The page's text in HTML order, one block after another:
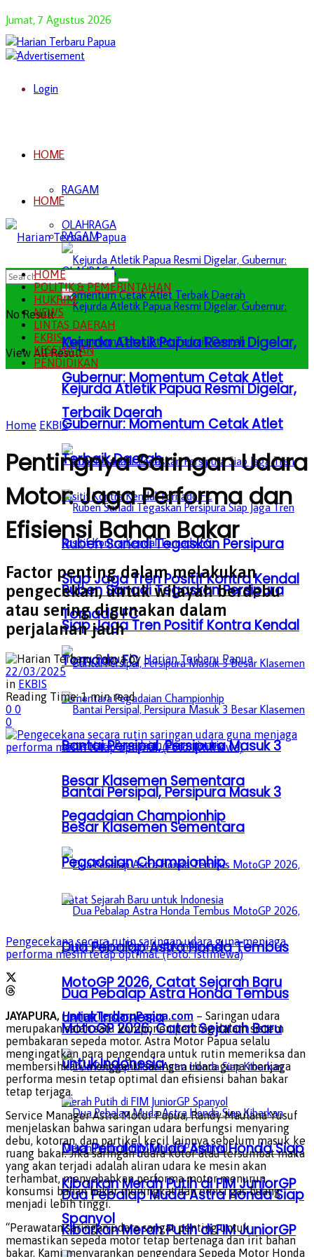
Jumat, 7 Agustus 2026
Login
HOME
RAGAM
OLAHRAGA
Kejurda Atletik Papua Resmi Digelar,
Gubernur: Momentum Cetak Atlet
Terbaik Daerah
Ruben Sanadi Tegaskan Persipura
Siap Jaga Tren Positif Kontra Kendal
Tornado FC
Bantai Persipal, Persipura Masuk 3
Besar Klasemen Sementara
Pegadaian Championhip
Dua Pebalap Astra Honda Tembus
MotoGP 2026, Catat Sejarah Baru
untuk Indonesia
Dua Pebalap Muda Astra Honda Siap
Kibarkan Merah Putih di FIM JuniorGP
Spanyol
HOME
RAGAM
OLAHRAGA
Kejurda Atletik Papua Resmi Digelar,
Gubernur: Momentum Cetak Atlet
Terbaik Daerah
Ruben Sanadi Tegaskan Persipura
Siap Jaga Tren Positif Kontra Kendal
Tornado FC
Bantai Persipal, Persipura Masuk 3
Besar Klasemen Sementara
Pegadaian Championhip
Dua Pebalap Astra Honda Tembus
MotoGP 2026, Catat Sejarah Baru
untuk Indonesia
Dua Pebalap Muda Astra Honda Siap
Kibarkan Merah Putih di FIM JuniorGP
No Result
View All Result
HOME
POLITIK & PEMERINTAHAN
HUKRIM
NEWS
LINTAS DAERAH
EKBIS
KESEHATAN
PENDIDIKAN
Home EKBIS
Pentingnya Saringan Udara
Motor: Jaga Performa dan
Efisiensi Bahan Bakar
Factor penting dalam melakukan
pengecekan, untuk wilayah berdebu
atau sering digunakan dalam
perjalanan jauh
by Harian Terbaru Papua
22/03/2025
in EKBIS
Reading Time: 1 min read
0 0
0
Pengecekana secara rutin saringan udara guna menjaga
performa mesin tetap optimal. (Foto: Istimewa)
JAYAPURA, HarianTerbaruPapua.com – ​Saringan udara
merupakan salah satu komponen penting dalam sistem
pembakaran sepeda motor. Astra Motor Papua selalu
mengingatkan para pengendara untuk rutin memeriksa dan
membersihkan/mengganti saringan udara guna menjaga
performa mesin tetap optimal dan efisiensi bahan bakar
tetap terjaga.
Service Manager Astra Motor Papua, Randy Maulana Yusuf
menjelaskan bahwa saringan udara berfungsi menyaring
debu, kotoran, dan partikel kecil lainnya sebelum masuk ke
ruang bakar. Jika saringan udara kotor atau tersumbat maka
yang akan terjadi adalah aliran udara ke mesin akan
terhambat, menyebabkan performa motor menurun,
konsumsi bahan bakar meningkat dan emisi gas buang
menjadi lebih tinggi.
“Perawatan saringan udara sangat penting untuk
memastikan sepeda motor tetap bertenaga dan irit bahan
bakar. Kami menyarankan pengendara Sepeda Motor Honda